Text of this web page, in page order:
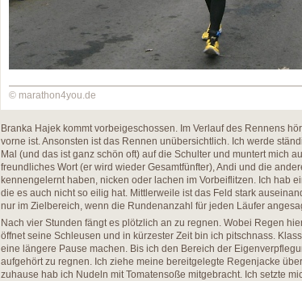
© marathon4you.de
Branka Hajek kommt vorbeigeschossen. Im Verlauf des Rennens
vorne ist. Ansonsten ist das Rennen unübersichtlich. Ich werde
Mal (und das ist ganz schön oft) auf die Schulter und muntert mich
freundliches Wort (er wird wieder Gesamtfünfter), Andi und die
kennengelernt haben, nicken oder lachen im Vorbeiflitzen. Ich hab
die es auch nicht so eilig hat. Mittlerweile ist das Feld stark
nur im Zielbereich, wenn die Rundenanzahl für jeden Läufer
Nach vier Stunden fängt es plötzlich an zu regnen. Wobei Regen
öffnet seine Schleusen und in kürzester Zeit bin ich pitschnass.
eine längere Pause machen. Bis ich den Bereich der
aufgehört zu regnen. Ich ziehe meine bereitgelegte Regenjacke
zuhause hab ich Nudeln mit Tomatensoße mitgebracht. Ich setzte